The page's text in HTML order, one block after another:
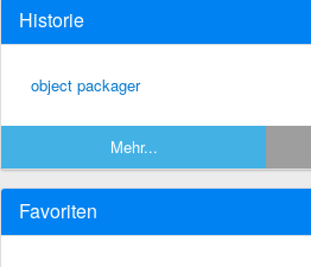
Historie
object packager
Mehr...
Favoriten